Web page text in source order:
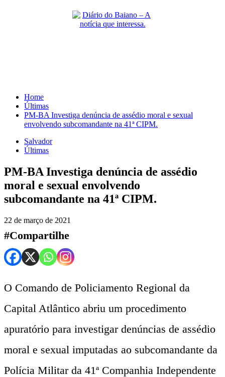
Home
Últimas
PM-BA Investiga denúncia de assédio moral e sexual
envolvendo subcomandante na 41ª CIPM.
Salvador
Últimas
PM-BA Investiga denúncia de assédio
moral e sexual envolvendo
subcomandante na 41ª CIPM.
22 de março de 2021
#Compartilhe
O Comando de Policiamento Regional da
Capital Atlântico abriu um procedimento
apuratório para investigar denúncias de assédio
moral e sexual imputadas ao subcomandante da
Polícia Militar da 41ª Companhia Independente